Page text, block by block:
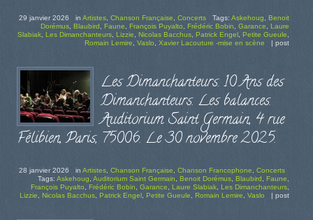
29 janvier 2026 in Artistes, Chanson Française, Concerts Tags: Askehoug, Benoit
Dorémus, Blaubird, Faune, François Puyalto, Frédéric Bobin, Garance, Laure
Slabiak, Les Dimanchanteurs, Lizzie, Nicolas Bacchus, Patrick Engel, Petite Gueule,
Romain Lemire, Vaslo, Xavier Lacouture -mise en scène | post
Les Dimanchanteurs. 10 Ans des
Dimanchanteurs. Les balances.
Auditorium Saint Germain, 4 rue
Félibien, Paris, 75006. Le 30 novembre 2025.
28 janvier 2026 in Artistes Chanson Française Chanson Francophone
Concerts
Tags: Askehoug Auditorium Saint Germain Benoit Dorémus Blaubird Faune
François Puyalto
Frédéric Bobin Garance Laure Slabiak Les Dimanchanteurs
Lizzie
Nicolas Bacchus Patrick Engel Petite Gueule Romain Lemire Vaslo | post